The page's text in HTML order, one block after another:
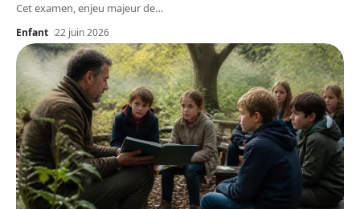
Cet examen, enjeu majeur de…
Enfant 22 juin 2026